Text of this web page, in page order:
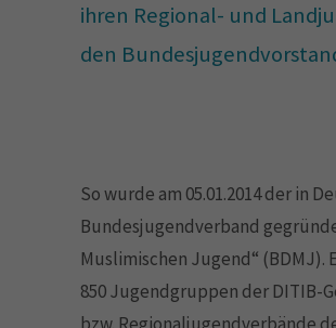
ihren Regional- und
den
So wurde am 05.01.2014 der in
Bundesjugendverband
Muslimischen Jugend“
850 Jugendgruppen der DITIB-